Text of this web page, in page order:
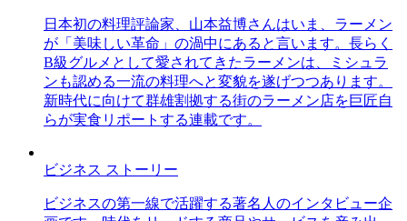
日本初の料理評論家、山本益博さんはいま、ラーメン
が「美味しい革命」の渦中にあると言います。長らく
B級グルメとして愛されてきたラーメンは、ミシュラ
ンも認める一流の料理へと変貌を遂げつつあります。
新時代に向けて群雄割拠する街のラーメン店を巨匠自
らが実食リポートする連載です。
ビジネス ストーリー
ビジネスの第一線で活躍する著名人のインタビュー企